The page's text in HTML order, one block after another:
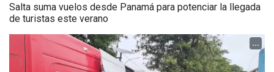
Salta suma vuelos desde Panamá para potenciar la llegada
de turistas este verano
...